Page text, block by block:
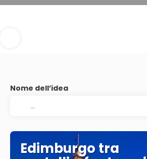
Nome dell’idea
Edimburgo tra